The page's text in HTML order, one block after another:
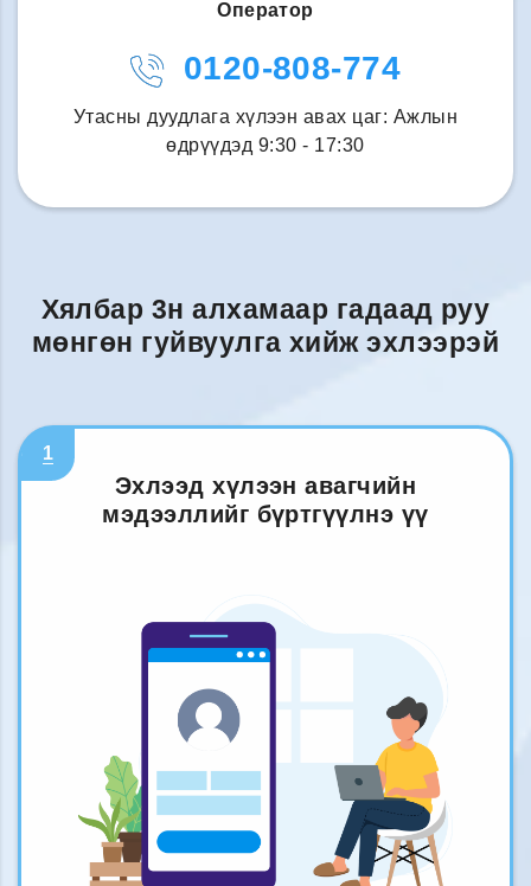
Оператор
0120-808-774
Утасны дуудлага хүлээн авах цаг: Ажлын
өдрүүдэд 9:30 - 17:30
Хялбар 3н алхамаар гадаад руу
мөнгөн гуйвуулга хийж эхлээрэй
1
Эхлээд хүлээн авагчийн
мэдээллийг бүртгүүлнэ үү